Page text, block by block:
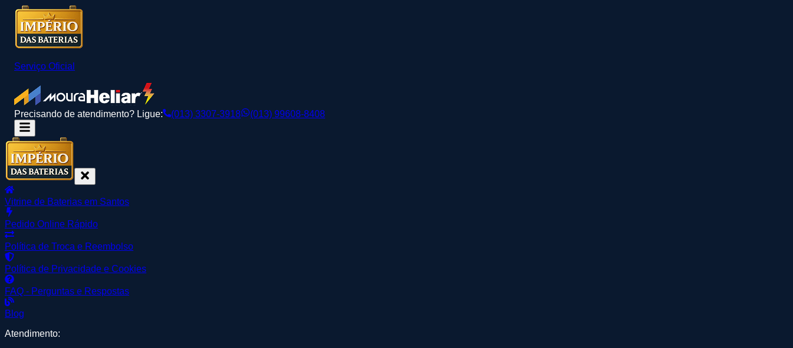
Serviço Oficial
Precisando de atendimento? Ligue: (013) 3307-3918 (013) 99608-8408
Vitrine de Baterias em Santos
Pedido Online Rápido
Política de Troca e Reembolso
Política de Privacidade e Cookies
FAQ - Perguntas e Respostas
Blog
Atendimento: